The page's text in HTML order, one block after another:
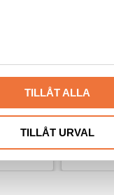
TILLÅT ALLA
TILLÅT URVAL
69
99kr